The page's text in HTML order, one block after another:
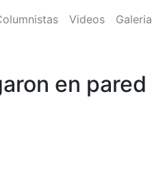
Videos Galeria
en pared